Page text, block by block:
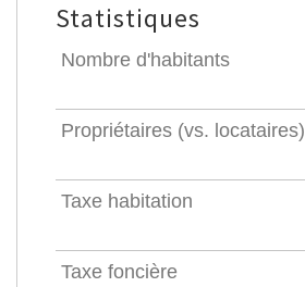
Statistiques
Nombre d'habitants
Propriétaires (vs. locataires)
Taxe habitation
Taxe foncière